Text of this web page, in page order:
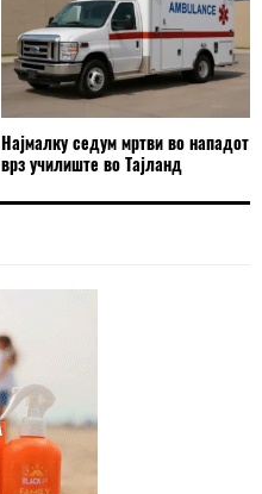
Најмалку седум мртви во нападот
врз училиште во Тајланд